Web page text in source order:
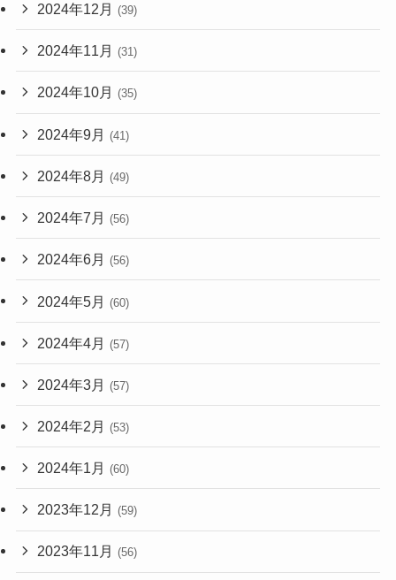
2024年12月 (39)
2024年11月 (31)
2024年10月 (35)
2024年9月 (41)
2024年8月 (49)
2024年7月 (56)
2024年6月 (56)
2024年5月 (60)
2024年4月 (57)
2024年3月 (57)
2024年2月 (53)
2024年1月 (60)
2023年12月 (59)
2023年11月 (56)